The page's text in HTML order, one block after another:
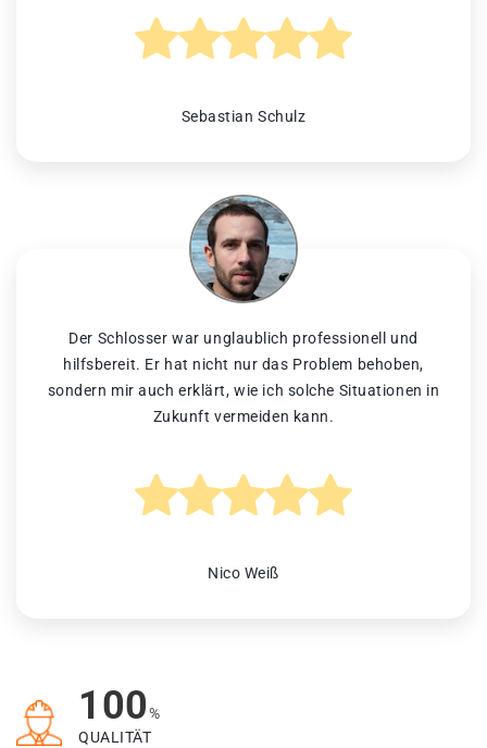
Sebastian Schulz
Der Schlosser war unglaublich professionell und
hilfsbereit. Er hat nicht nur das Problem behoben,
sondern mir auch erklärt, wie ich solche Situationen in
Zukunft vermeiden kann.
Nico Weiß
100%
QUALITÄT